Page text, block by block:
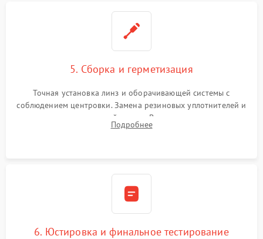
5. Сборка и герметизация
Точная установка линз и оборачивающей системы с
соблюдением центровки. Замена резиновых уплотнителей и
нанесение влагозащитной смазки. Вакуумирование корпуса
и заполнение его осушенным азотом или аргоном для
Подробнее
6. Юстировка и финальное тестирование